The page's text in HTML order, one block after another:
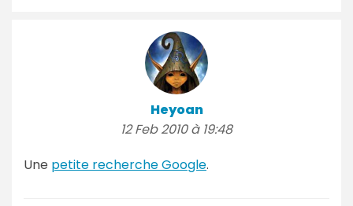
Heyoan
12 Feb 2010 à 19:48
Une petite recherche Google.